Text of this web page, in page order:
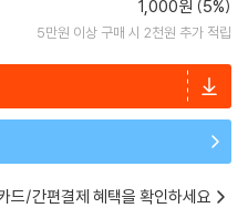
1,000원 (5%)
5만원 이상 구매 시 2천원 추가 적립
드/간편결제 혜택을 확인하세요